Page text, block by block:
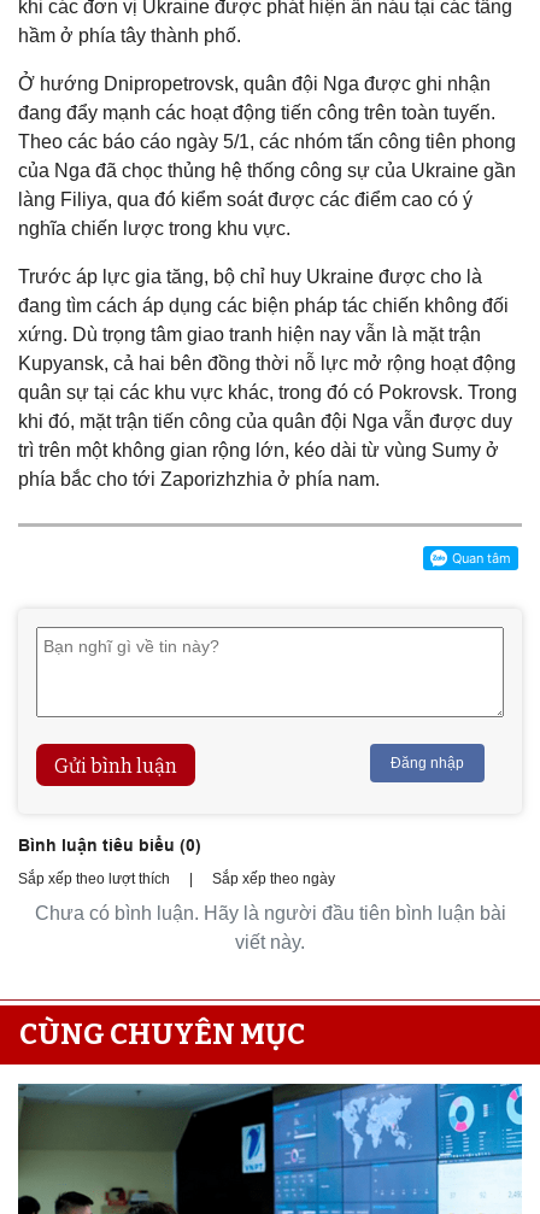
khi các đơn vị Ukraine được phát hiện ẩn náu tại các tầng
hầm ở phía tây thành phố.
Ở hướng Dnipropetrovsk, quân đội Nga được ghi nhận
đang đẩy mạnh các hoạt động tiến công trên toàn tuyến.
Theo các báo cáo ngày 5/1, các nhóm tấn công tiên phong
của Nga đã chọc thủng hệ thống công sự của Ukraine gần
làng Filiya, qua đó kiểm soát được các điểm cao có ý
nghĩa chiến lược trong khu vực.
Trước áp lực gia tăng, bộ chỉ huy Ukraine được cho là
đang tìm cách áp dụng các biện pháp tác chiến không đối
xứng. Dù trọng tâm giao tranh hiện nay vẫn là mặt trận
Kupyansk, cả hai bên đồng thời nỗ lực mở rộng hoạt động
quân sự tại các khu vực khác, trong đó có Pokrovsk. Trong
khi đó, mặt trận tiến công của quân đội Nga vẫn được duy
trì trên một không gian rộng lớn, kéo dài từ vùng Sumy ở
phía bắc cho tới Zaporizhzhia ở phía nam.
Gửi bình luận Đăng nhập
Bình luận tiêu biểu (0)
Sắp xếp theo lượt thích | Sắp xếp theo ngày
Chưa có bình luận. Hãy là người đầu tiên bình luận bài
viết này.
CÙNG CHUYÊN MỤC